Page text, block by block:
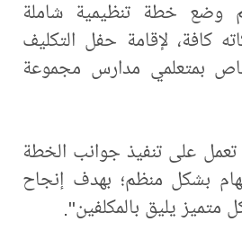
وضع خطة تنظيمية شاملة
كافة، لإقامة حفل التكليف
بمتعلمي مدارس مجموعة
تعمل على تنفيذ جوانب الخطة
بشكل منظم؛ بهدف إنجاح
متميز يليق بالمكلفين".